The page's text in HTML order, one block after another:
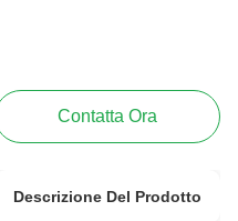
Contatta Ora
Descrizione Del Prodotto